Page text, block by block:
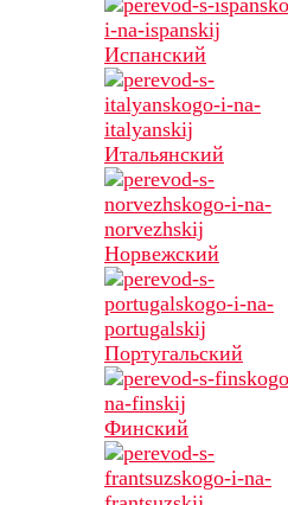
Испанский
Итальянский
Норвежский
Португальский
Финский